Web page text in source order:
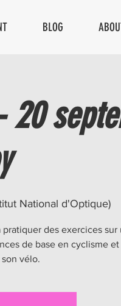
BLOG
National d'Optique)
des exercices sur
de base en cyclisme
vélo.